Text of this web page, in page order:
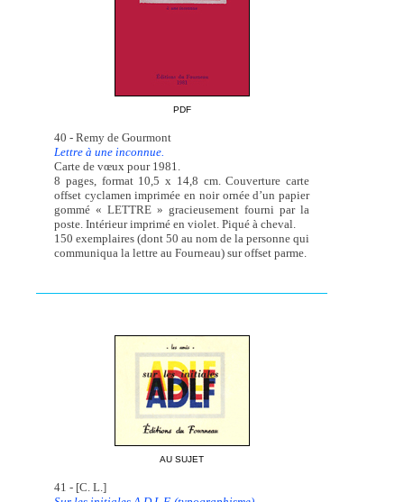
PDF
40 - Remy de Gourmont
Lettre à une inconnue.
Carte de vœux pour 1981.
8 pages, format 10,5 x 14,8 cm. Couverture carte
offset cyclamen imprimée en noir ornée d’un papier
gommé « LETTRE » gracieusement fourni par la
poste. Intérieur imprimé en violet. Piqué à cheval.
150 exemplaires (dont 50 au nom de la personne qui
communiqua la lettre au Fourneau) sur offset parme.
AU SUJET
41 - [C. L.]